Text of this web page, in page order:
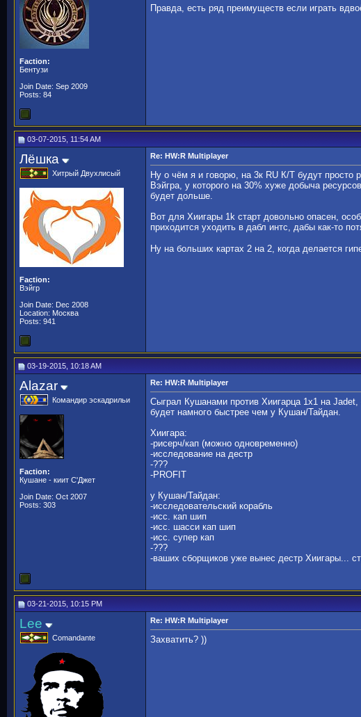
Faction:
Бентузи
Join Date: Sep 2009
Posts: 84
Правда, есть ряд преимуществ если играть
03-07-2015, 11:54 AM
Лёшка
Хитрый Двухлисый
Faction:
Вэйгр
Join Date: Dec 2008
Location: Москва
Posts: 941
Re: HW:R Multiplayer
Ну о чём я и говорю, на 3к RU К/Т будут
Вэйгра, у которого на 30% хуже добыча
будет дольше.
Вот для Хиигары 1k старт довольно опасен,
приходится уходить в дабл интс, дабы как-то
Ну на больших картах 2 на 2, когда делается
03-19-2015, 10:18 AM
Alazar
Командир эскадрильи
Faction:
Кушане - киит С'Джет
Join Date: Oct 2007
Posts: 303
Re: HW:R Multiplayer
Сыграл Кушанами против Хиигарца 1х1 на
будет намного быстрее чем у Кушан/Тайдан.
Хиигара:
-рисерч/кап (можно одновременно)
-исследование на дестр
-???
-PROFIT
у Кушан/Тайдан:
-исследовательский корабль
-исс. кап шип
-исс. шасси кап шип
-исс. супер кап
-???
-ваших сборщиков уже вынес дестр Хиигары...
03-21-2015, 10:15 PM
Lee
Comandante
Re: HW:R Multiplayer
Захватить? ))